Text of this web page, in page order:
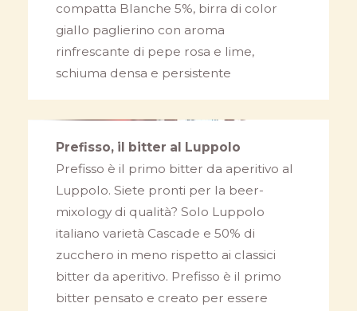
compatta Blanche 5%, birra di color
giallo paglierino con aroma
rinfrescante di pepe rosa e lime,
schiuma densa e persistente
Prefisso, il bitter al Luppolo
Prefisso è il primo bitter da aperitivo al
Luppolo. Siete pronti per la beer-
mixology di qualità? Solo Luppolo
italiano varietà Cascade e 50% di
zucchero in meno rispetto ai classici
bitter da aperitivo. Prefisso è il primo
bitter pensato e creato per essere